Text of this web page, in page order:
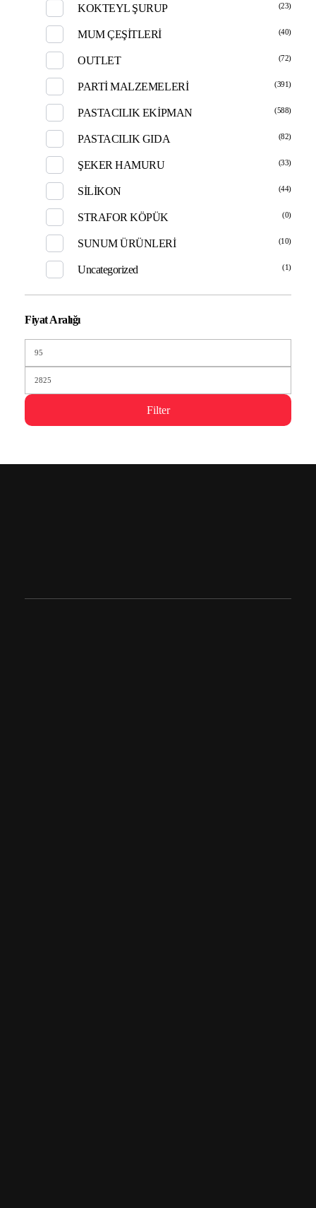
KOKTEYL ŞURUP (23)
MUM ÇEŞİTLERİ (40)
OUTLET (72)
PARTİ MALZEMELERİ (391)
PASTACILIK EKİPMAN (588)
PASTACILIK GIDA (82)
ŞEKER HAMURU (33)
SİLİKON (44)
STRAFOR KÖPÜK (0)
SUNUM ÜRÜNLERİ (10)
Uncategorized (1)
Fiyat Aralığı
Filter